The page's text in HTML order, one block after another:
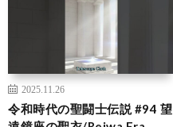
2025.11.26
令和時代の聖闘士伝説 #94 望